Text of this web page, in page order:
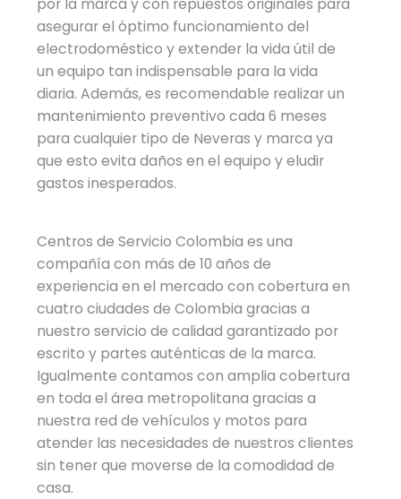
asegurar el óptimo funcionamiento del
electrodoméstico y extender la vida útil de
un equipo tan indispensable para la vida
diaria. Además, es recomendable realizar un
mantenimiento preventivo cada 6 meses
para cualquier tipo de Neveras y marca ya
que esto evita daños en el equipo y eludir
gastos inesperados.
Centros de Servicio Colombia es una
compañía con más de 10 años de
experiencia en el mercado con cobertura en
cuatro ciudades de Colombia gracias a
nuestro servicio de calidad garantizado por
escrito y partes auténticas de la marca.
Igualmente contamos con amplia cobertura
en toda el área metropolitana gracias a
nuestra red de vehículos y motos para
atender las necesidades de nuestros clientes
sin tener que moverse de la comodidad de
casa.